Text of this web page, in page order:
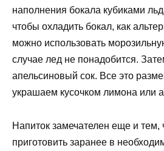
наполнения бокала кубиками
чтобы охладить бокал, как
можно использовать
случае лед не понадобится.
апельсиновый сок. Все это
украшаем кусочком лимона или
Напиток замечателен еще и тем,
приготовить заранее в